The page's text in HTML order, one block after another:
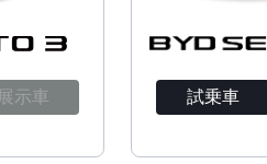
展示車 試乗車